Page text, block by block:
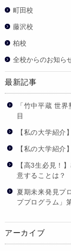
町田校
藤沢校
柏校
全校からのお知ら
最新記事
「竹中平蔵 世
目
【私の大学紹介
【私の大学紹
【高3生必見！
意することは？
夏期未来発見プ
ププログラム」
アーカイブ